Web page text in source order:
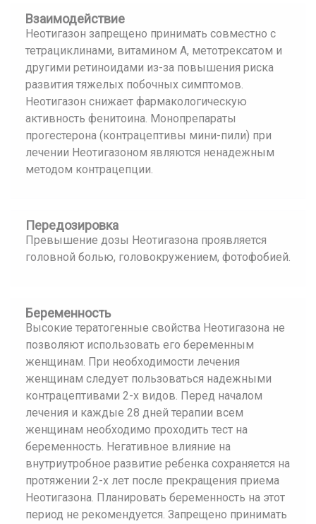
Взаимодействие
Неотигазон запрещено принимать совместно с
тетрациклинами, витамином А, метотрексатом и
другими ретиноидами из-за повышения риска
развития тяжелых побочных симптомов.
Неотигазон снижает фармакологическую
активность фенитоина. Монопрепараты
прогестерона (контрацептивы мини-пили) при
лечении Неотигазоном являются ненадежным
методом контрацепции.
Передозировка
Превышение дозы Неотигазона проявляется
головной болью, головокружением, фотофобией.
Беременность
Высокие тератогенные свойства Неотигазона не
позволяют использовать его беременным
женщинам. При необходимости лечения
женщинам следует пользоваться надежными
контрацептивами 2-х видов. Перед началом
лечения и каждые 28 дней терапии всем
женщинам необходимо проходить тест на
беременность. Негативное влияние на
внутриутробное развитие ребенка сохраняется на
протяжении 2-х лет после прекращения приема
Неотигазона. Планировать беременность на этот
период не рекомендуется. Запрещено принимать